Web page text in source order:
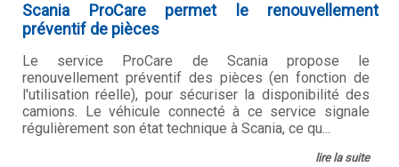
Scania ProCare permet le renouvellement
préventif de pièces
Le service ProCare de Scania propose le
renouvellement préventif des pièces (en fonction de
l'utilisation réelle), pour sécuriser la disponibilité des
camions. Le véhicule connecté à ce service signale
régulièrement son état technique à Scania, ce qu...
lire la suite